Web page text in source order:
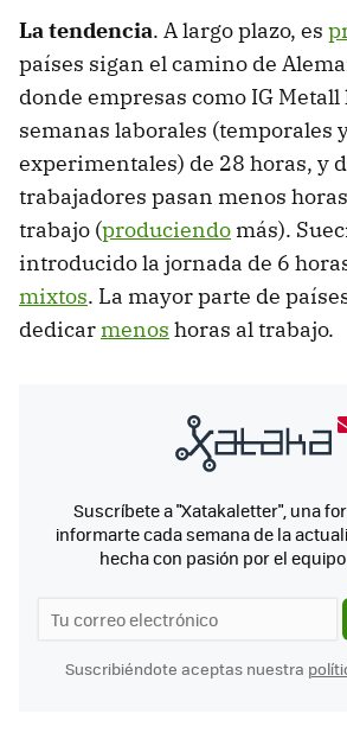
La tendencia. A largo plazo, es
países sigan el camino de
donde empresas como IG Metall
semanas laborales (temporales
experimentales) de 28 horas, y
trabajadores pasan menos
trabajo (produciendo más).
introducido la jornada de 6
mixtos. La mayor parte de
dedicarmenos horas al trabajo.
Suscríbete a "Xatakaletter", una
informarte cada semana de la
hecha con pasión por el
Suscribiéndote aceptas nuestra